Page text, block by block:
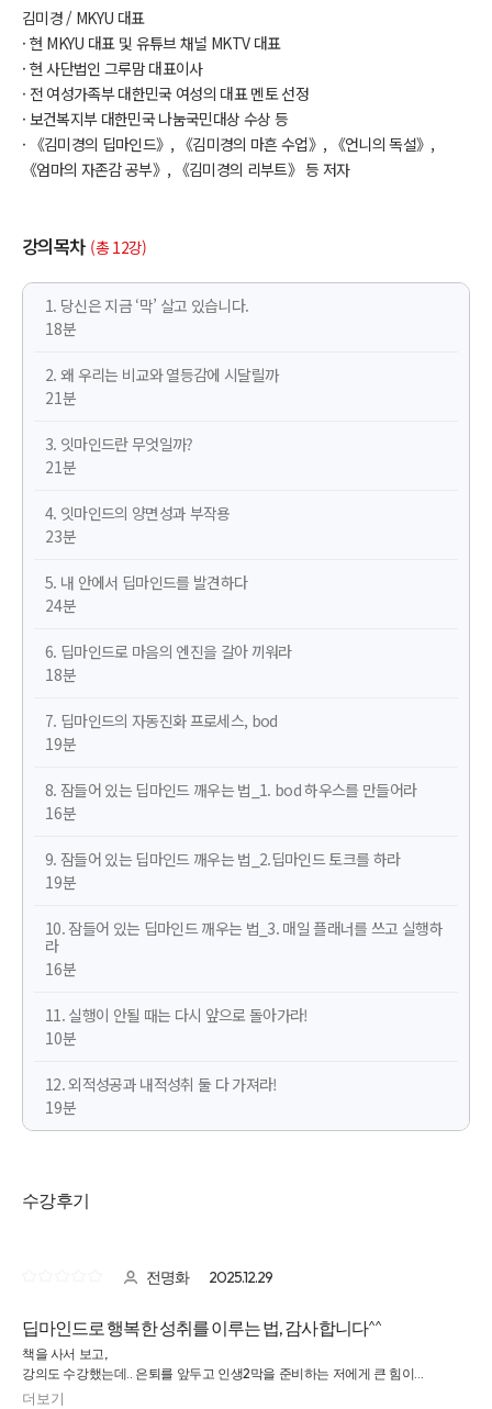
김미경 / MKYU 대표
· 현 MKYU 대표 및 유튜브 채널 MKTV 대표
· 현 사단법인 그루맘 대표이사
· 전 여성가족부 대한민국 여성의 대표 멘토 선정
· 보건복지부 대한민국 나눔국민대상 수상 등
· 《김미경의 딥마인드》, 《김미경의 마흔 수업》, 《언니의 독설》,
《엄마의 자존감 공부》, 《김미경의 리부트》 등 저자
강의목차 (총 12강)
1. 당신은 지금 ‘막’ 살고 있습니다.
18분
2. 왜 우리는 비교와 열등감에 시달릴까
21분
3. 잇마인드란 무엇일까?
21분
4. 잇마인드의 양면성과 부작용
23분
5. 내 안에서 딥마인드를 발견하다
24분
6. 딥마인드로 마음의 엔진을 갈아 끼워라
18분
7. 딥마인드의 자동진화 프로세스, bod
19분
8. 잠들어 있는 딥마인드 깨우는 법_1. bod 하우스를 만들어라
16분
9. 잠들어 있는 딥마인드 깨우는 법_2.딥마인드 토크를 하라
19분
10. 잠들어 있는 딥마인드 깨우는 법_3. 매일 플래너를 쓰고 실행하
라
16분
11. 실행이 안될 때는 다시 앞으로 돌아가라!
10분
12. 외적성공과 내적성취 둘 다 가져라!
19분